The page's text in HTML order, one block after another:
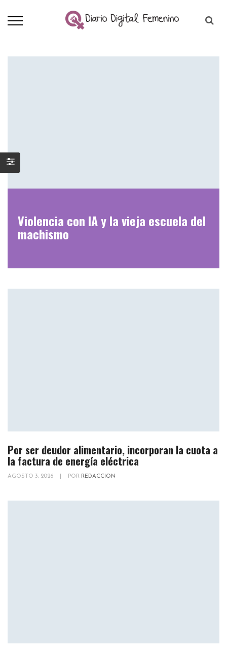
Violencia con IA y la vieja escuela del
machismo
Por ser deudor alimentario, incorporan la cuota a
la factura de energía eléctrica
AGOSTO 3, 2026 POR REDACCION